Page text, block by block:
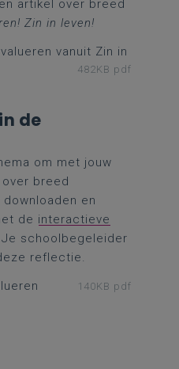
artikel over breed
Zin in leven!
vanuit Zin in
482KB pdf
de
om met jouw
breed
en
de interactieve
schoolbegeleider
reflectie.
140KB pdf